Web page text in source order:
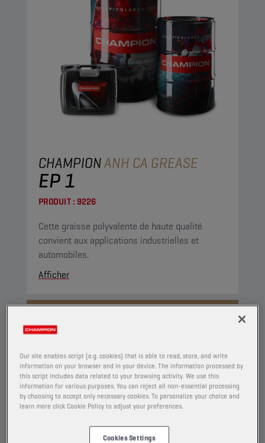
CHAMPIONANH CA GREASE
EP 1
PRODUIT : 9226
Cette graisse polyvalente de haute qualité
convient aux applications industrielles et
automobiles.
Afficher
Our site enables script (e.g. cookies) that is able to read, store, and write
information on your browser and in your device. The information processed by
this script includes data related to your browsing activity. We use this
information for various purposes. You can reject all non-essential processing
by choosing to accept only necessary cookies. To personalize your choice and
learn more click Cookie Policy to adjust your preferences.
Cookies Settings